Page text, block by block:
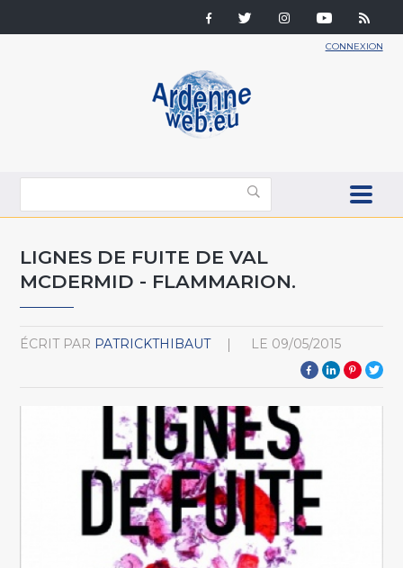
CONNEXION
LIGNES DE FUITE DE VAL
MCDERMID - FLAMMARION.
ÉCRIT PAR PATRICKTHIBAUT LE 09/05/2015